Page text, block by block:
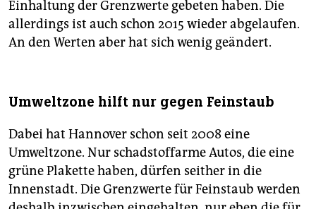
Einhaltung der Grenzwerte gebeten haben. Die
allerdings ist auch schon 2015 wieder abgelaufen.
An den Werten aber hat sich wenig geändert.
Umweltzone hilft nur gegen Feinstaub
Dabei hat Hannover schon seit 2008 eine
Umweltzone. Nur schadstoffarme Autos, die eine
grüne Plakette haben, dürfen seither in die
Innenstadt. Die Grenzwerte für Feinstaub werden